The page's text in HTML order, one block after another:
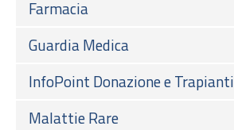
Farmacia
Guardia Medica
InfoPoint Donazione e Trapianti
Malattie Rare